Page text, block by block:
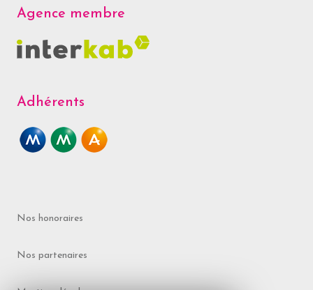
Agence membre
Adhérents
Nos honoraires
Nos partenaires